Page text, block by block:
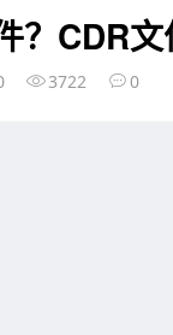
？CDR文
3722 0